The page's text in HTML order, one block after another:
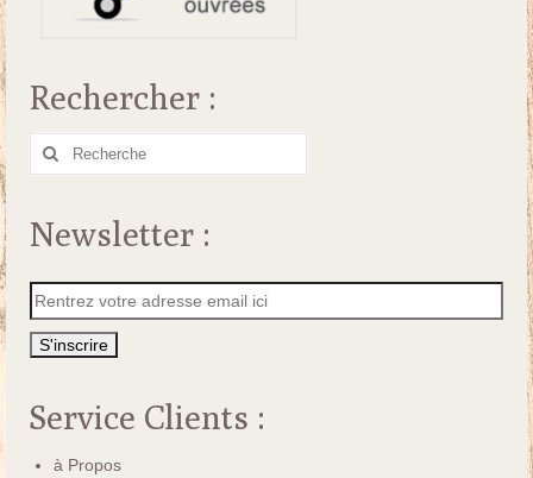
Rechercher :
Rechercher
Newsletter :
Service Clients :
à Propos